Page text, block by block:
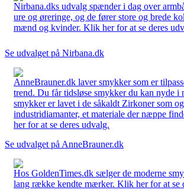
Nirbana.dks udvalg spænder i dag over
ure og øreringe, og de fører store og brede
mænd og kvinder. Klik her for at se deres
Se udvalget på Nirbana.dk
AnneBrauner.dk laver smykker som er
trend. Du får tidsløse smykker du kan nyde i
smykker er lavet i de såkaldt Zirkoner som
industridiamanter, et materiale der næppe
her for at se deres udvalg.
Se udvalget på AnneBrauner.dk
Hos GoldenTimes.dk sælger de moderne
lang række kendte mærker. Klik her for at se